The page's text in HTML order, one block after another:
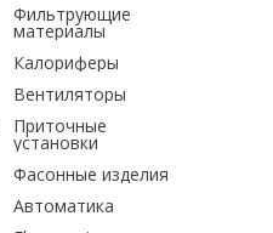
Фильтрующие
материалы
Вентиляторы
Калориферы
Приточные
установки
Фасонные изделия
Автоматика